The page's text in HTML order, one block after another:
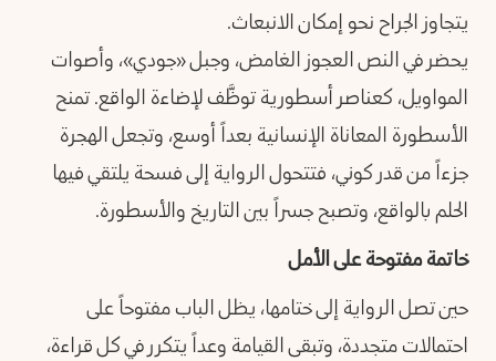
يتجاوز الجراح نحو إمكان الانبعاث.
يحضر في النص العجوز الغامض، وجبل «جودي»، وأصوات
المواويل، كعناصر أسطورية توظَّف لإضاءة الواقع. تمنح
الأسطورة المعاناة الإنسانية بعداً أوسع، وتجعل الهجرة
جزءاً من قدر كوني، فتتحول الرواية إلى فسحة يلتقي فيها
الحلم بالواقع، وتصبح جسراً بين التاريخ والأسطورة.
خاتمة مفتوحة على الأمل
حين تصل الرواية إلى ختامها، يظل الباب مفتوحاً على
احتمالات متجددة، وتبقى القيامة وعداً يتكرر في كل قراءة،